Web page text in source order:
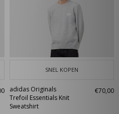
SNEL KOPEN
adidas Originals
Trefoil Essentials Knit
Sweatshirt
€70,00